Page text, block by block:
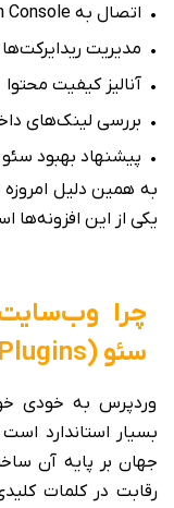
• اتصال به Google Search Console
• مدیریت ریدایرکت‌ها
• آنالیز کیفیت محتوا
• بررسی لینک‌های
• پیشنهاد بهبود سئو
به همین دلیل
یکی از این افزونه‌ها
چرا
سئو (SEO Plugins) نیاز دارند؟
جهان بر پایه آن
رقابت در کلمات